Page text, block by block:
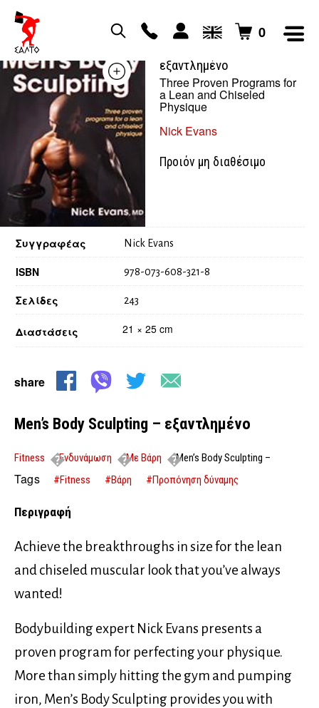
0
εξαντλημένο
Three Proven Programs for
a Lean and Chiseled
Physique
Nick Evans
Προιόν μη διαθέσιμο
Διαστάσεις 21 × 25 cm
Συγγραφέας Nick Evans
ISBN 978-073-608-321-8
Σελίδες 243
share
Men’s Body Sculpting – εξαντλημένο
Fitness Ενδυνάμωση Με Βάρη
Men’s Body Sculpting –
εξαντλημένο
Tags #Fitness #Βάρη #Προπόνηση δύναμης
Περιγραφή
Achieve the breakthroughs in size for the lean
and chiseled muscular look that you’ve always
wanted!
Bodybuilding expert Nick Evans presents a
proven program for perfecting your physique.
More than simply hitting the gym and pumping
iron, Men’s Body Sculpting provides you with